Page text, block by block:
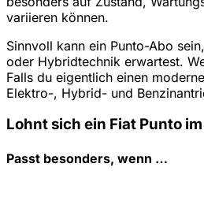
variieren können.
Sinnvoll kann ein Punto-Abo
oder Hybridtechnik erwartest.
Falls du eigentlich einen
Elektro-, Hybrid- und
Lohnt sich ein Fiat Punto
Passt besonders, wenn …